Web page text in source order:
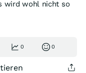
wird wohl nicht so
0 0